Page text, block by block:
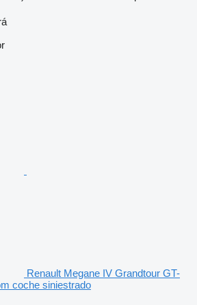
Renault Megane IV Grandtour GT-
coche siniestrado